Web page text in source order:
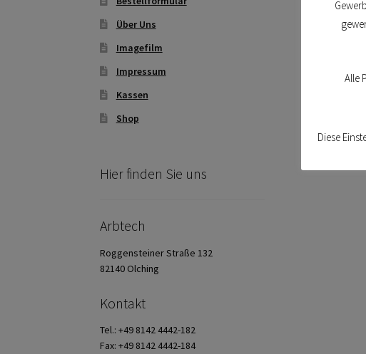
Über Uns
Imagefilm
Impressum
Kassen
Shop
Hier finden Sie uns
Arbtech
Roggensteiner Straße 132
82140 Olching
Kontakt
Tel.: +49 8142 4442-182
Fax: +49 8142 4442-184
Alle
Diese